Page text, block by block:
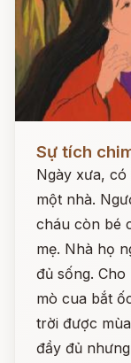
Sự tích
Ngày xưa,
một nhà.
cháu còn bé
mẹ. Nhà họ
đủ sống.
mò cua bắt
trời được
đầy đủ